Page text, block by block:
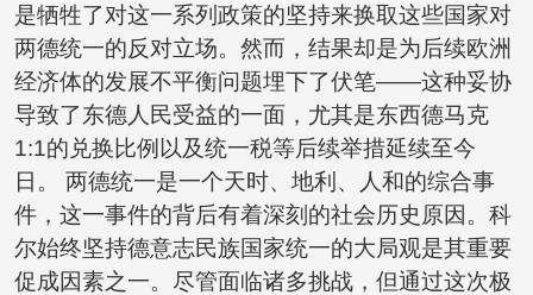
是牺牲了对这一系列政策的坚持来换取这些国家对
两德统一的反对立场。然而，结果却是为后续欧洲
经济体的发展不平衡问题埋下了伏笔——这种妥协
导致了东德人民受益的一面，尤其是东西德马克
1:1的兑换比例以及统一税等后续举措延续至今
日。 两德统一是一个天时、地利、人和的综合事
件，这一事件的背后有着深刻的社会历史原因。科
尔始终坚持德意志民族国家统一的大局观是其重要
促成因素之一。尽管面临诸多挑战，但通过这次极